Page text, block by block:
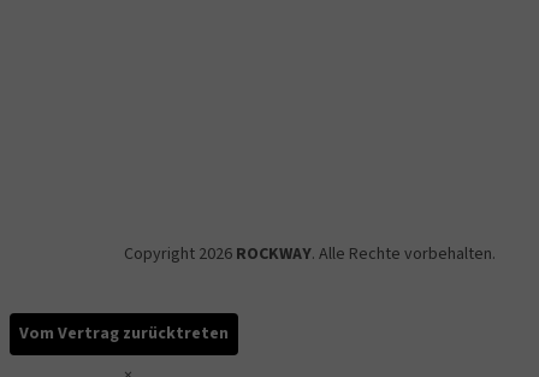
Copyright 2026 ROCKWAY. Alle Rechte vorbehalten.
Vom Vertrag zurücktreten